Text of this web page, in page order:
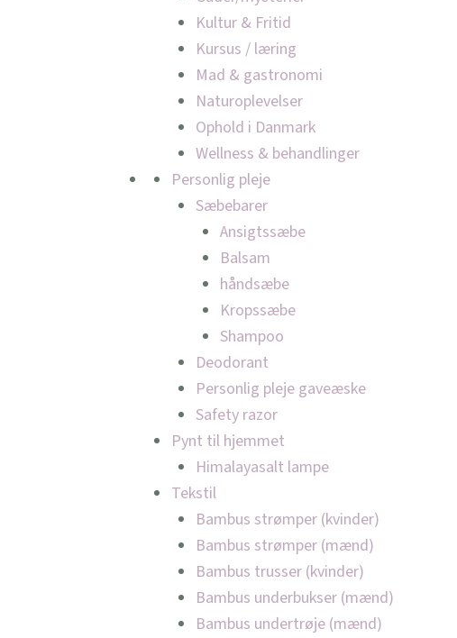
Kultur & Fritid
Kursus / læring
Mad & gastronomi
Naturoplevelser
Ophold i Danmark
Wellness & behandlinger
Personlig pleje
Sæbebarer
Ansigtssæbe
Balsam
håndsæbe
Kropssæbe
Shampoo
Deodorant
Personlig pleje gaveæske
Safety razor
Pynt til hjemmet
Himalayasalt lampe
Tekstil
Bambus strømper (kvinder)
Bambus strømper (mænd)
Bambus trusser (kvinder)
Bambus underbukser (mænd)
Bambus undertrøje (mænd)